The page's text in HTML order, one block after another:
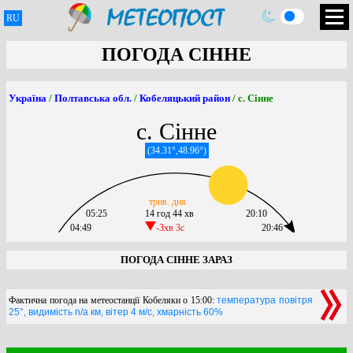
RU
ПОГОДА СІННЕ
Україна / Полтавська обл. / Кобеляцький район / с. Сінне
с. Сінне
(34.31°,48.96°)
04:49
05:25
14 год 44 хв
-3хв 3c
трив. дня
20:46
20:10
ПОГОДА СІННЕ ЗАРАЗ
Фактична погода на метеостанції Кобеляки о 15:00:температура повітря
25°, видимість n/a км, вітер 4 м/с, хмарність 60%